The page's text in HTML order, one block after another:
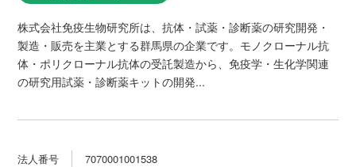
株式会社免疫生物研究所は、抗体・試薬・診断薬の研究開発・
製造・販売を主業とする群馬県の企業です。モノクローナル抗
体・ポリクローナル抗体の受託製造から、免疫学・生化学関連
の研究用試薬・診断薬キットの開発...
法人番号 7070001001538